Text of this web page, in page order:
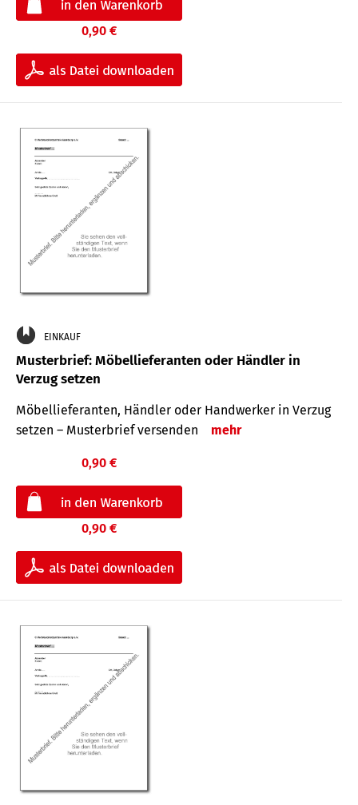
0,90 €
EINKAUF
Musterbrief: Möbellieferanten oder Händler in
Verzug setzen
Möbellieferanten, Händler oder Handwerker in Verzug
setzen – Musterbrief versenden
mehr
0,90 €
0,90 €